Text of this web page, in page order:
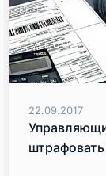
22.09.2017
штрафовать